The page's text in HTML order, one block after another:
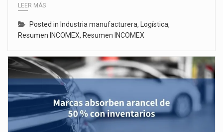
LEER MÁS
Posted in Industria manufacturera, Logística,
Resumen INCOMEX, Resumen INCOMEX